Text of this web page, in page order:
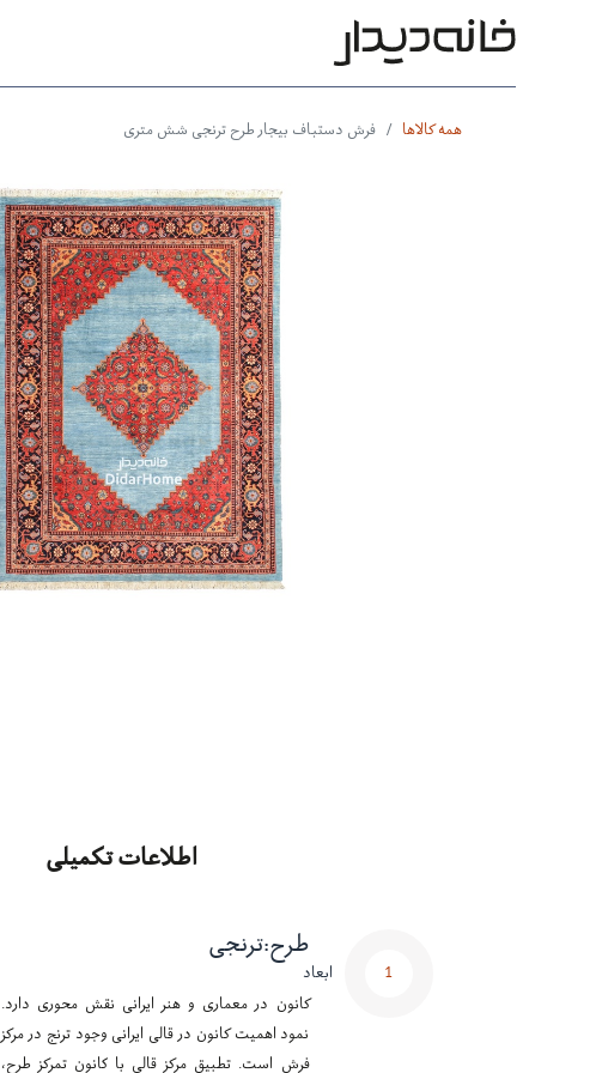
همه کالاها فرش دستباف بیجار طرح ترنجی شش متری
اطلاعات تکمیلی
1 ابعاد
طرح:ترنجی
کانون در معماری و هنر ایرانی نقش محوری دارد.
نمود اهمیت کانون در قالی ایرانی وجود ترنج در مرکز
فرش است. تطبیق مرکز قالی با کانون تمرکز طرح،